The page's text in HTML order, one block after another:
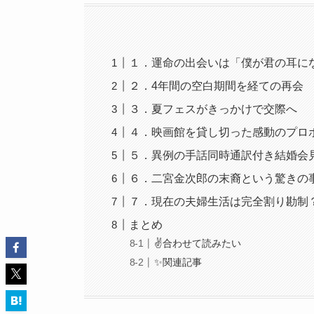
１．運命の出会いは「僕が君の耳に
２．4年間の空白期間を経ての再会
３．夏フェスがきっかけで交際へ
４．映画館を貸し切った感動のプロ
５．異例の手話同時通訳付き結婚会
６．二宮金次郎の末裔という驚きの
７．現在の夫婦生活は完全割り勘制
まとめ
✌️合わせて読みたい
✨関連記事